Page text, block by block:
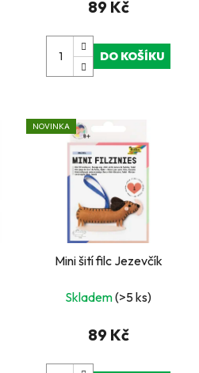
89 Kč
DO KOŠÍKU
NOVINKA
Mini šití filc Jezevčík
Skladem(>5 ks)
89 Kč